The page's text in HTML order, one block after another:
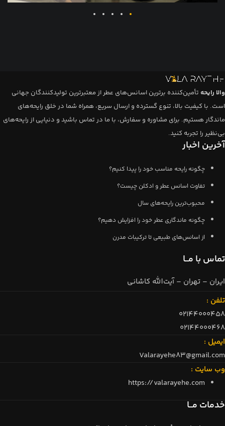
والا رایحه تأمین‌کننده برترین اسانس‌های عطر از معتبرترین تولیدکنندگان جهانی
است. با کیفیت بالا، تنوع گسترده و ارسال سریع، همراه شما در خلق رایحه‌های
ماندگار هستیم. برای مشاوره و سفارش، با ما در تماس باشید و دنیایی از رایحه‌های
بی‌نظیر را تجربه کنید.
آخرین اخبار
چگونه رایحه مناسب خود را پیدا کنیم؟
تفاوت اسانس عطر و ادکلن چیست؟
محبوب‌ترین رایحه‌های سال
چگونه ماندگاری عطر خود را افزایش دهیم؟
از اسانس‌های طبیعی تا ترکیبات مدرن
تماس با مــا
ایران – تهران – آیت‌الله کاشانی
تلفن :
02144000458
02144000468
ایمیل :
Valarayehe83@gmail.com
وب سایت :
https://valarayehe.com
خدمات مــا